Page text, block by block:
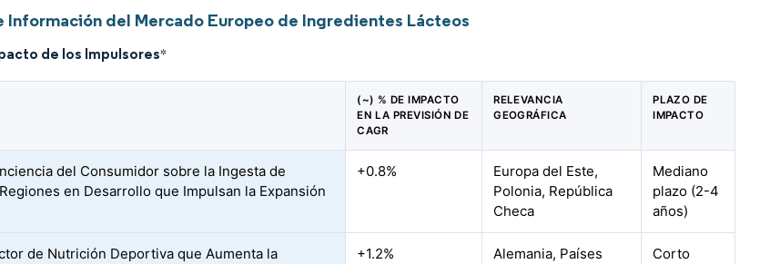
Información del Mercado Europeo de Ingredientes Lácteos
de los Impulsores*
(~) % DE IMPACTO
EN LA PREVISIÓN DE
CAGR
RELEVANCIA
GEOGRÁFICA
PLAZO DE
IMPACTO
del Consumidor sobre la Ingesta de
en Desarrollo que Impulsan la Expansión
+0.8%
Europa del Este,
Polonia, República
Checa
Mediano
plazo (2-4
años)
de Nutrición Deportiva que Aumenta la
+1.2%
Alemania, Países
Corto